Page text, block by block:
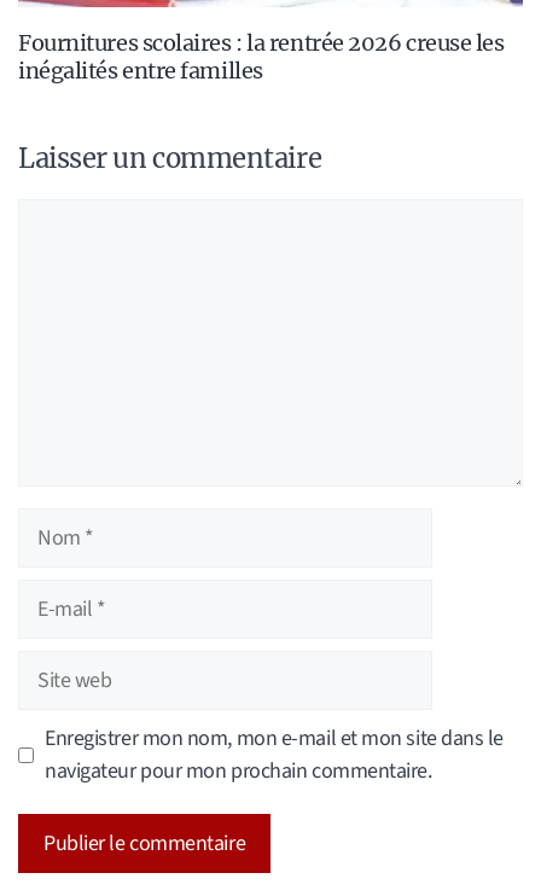
Fournitures scolaires : la rentrée 2026 creuse les
inégalités entre familles
Laisser un commentaire
Nom
Site
web
Enregistrer mon nom, mon e-mail et mon site dans le
navigateur pour mon prochain commentaire.